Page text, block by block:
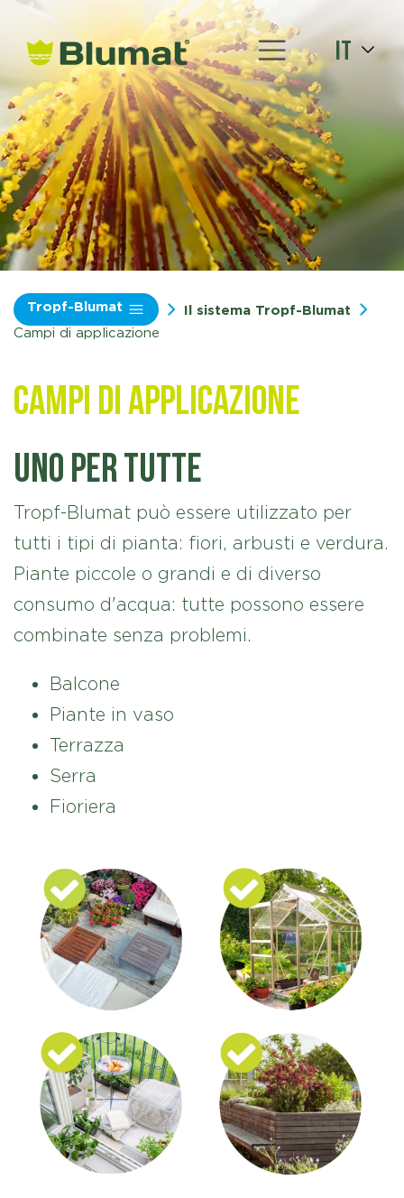
it
Tropf-Blumat
Il sistema Tropf-Blumat
Campi di applicazione
Campi di applicazione
Uno per tutte
Tropf-Blumat può essere utilizzato per
tutti i tipi di pianta: fiori, arbusti e verdura.
Piante piccole o grandi e di diverso
consumo d'acqua: tutte possono essere
combinate senza problemi.
Balcone
Piante in vaso
Terrazza
Serra
Fioriera